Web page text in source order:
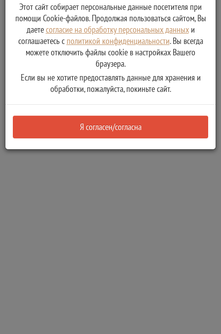
Тверской области
Принятие на учет граждан в качестве нуждающихся в
жилых помещениях, предоставляемых по договорам
социального найма на территории городского поселения
– поселок Рамешки
Этот сайт собирает персональные данные посетителя при
помощи Cookie-файлов. Продолжая пользоваться сайтом, Вы
даетесогласие на обработку персональных данныхи
соглашаетесь с политикой конфиденциальности. Вы всегда
можете отключить файлы cookie в настройках Вашего
браузера.
Если вы не хотите предоставлять данные для хранения и
обработки, пожалуйста, покиньте сайт.
Я согласен/согласна